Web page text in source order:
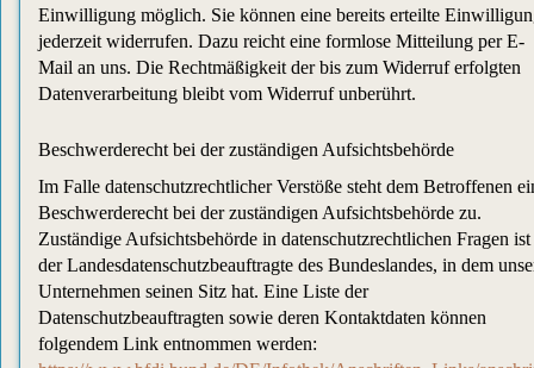
Einwilligung möglich. Sie können eine bereits erteilte
jederzeit widerrufen. Dazu reicht eine formlose Mitteilung per E-
Mail an uns. Die Rechtmäßigkeit der bis zum Widerruf erfolgten
Datenverarbeitung bleibt vom Widerruf unberührt.
Beschwerderecht bei der zuständigen Aufsichtsbehörde
Im Falle datenschutzrechtlicher Verstöße steht dem Betroffenen
Beschwerderecht bei der zuständigen Aufsichtsbehörde zu.
Zuständige Aufsichtsbehörde in datenschutzrechtlichen Fragen ist
der Landesdatenschutzbeauftragte des Bundeslandes, in dem
Unternehmen seinen Sitz hat. Eine Liste der
Datenschutzbeauftragten sowie deren Kontaktdaten können
folgendem Link entnommen werden: